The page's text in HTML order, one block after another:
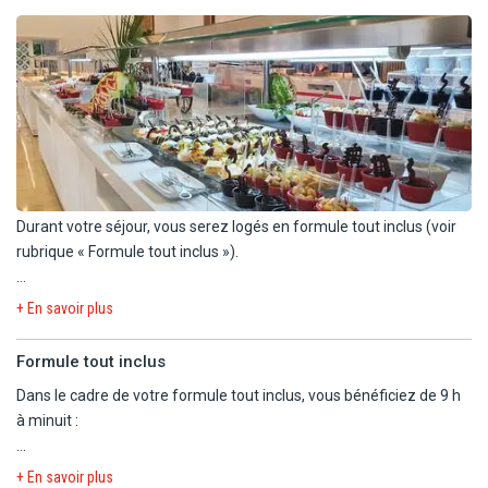
Durant votre séjour, vous serez logés en formule tout inclus (voir
rubrique « Formule tout inclus »).
Repas au restaurant principal de l'hôtel sous forme de buffet,
cuisine internationale et locale.
Petit déjeuner : 07h00 - 10h00
Petit déjeuner tardif : petit déjeuner léger au Barbecue (du 1er juin
au 15 octobre) ou dans le hall de l'hôtel de 10h00 à 11h30.
Déjeuner : 12h30 - 14h30
+ En savoir plus
Formule tout inclus
Dans le cadre de votre formule tout inclus, vous bénéficiez de 9 h
à minuit :
- de la pension complète (petit-déjeuner, déjeuner et dîner) servie
+ En savoir plus